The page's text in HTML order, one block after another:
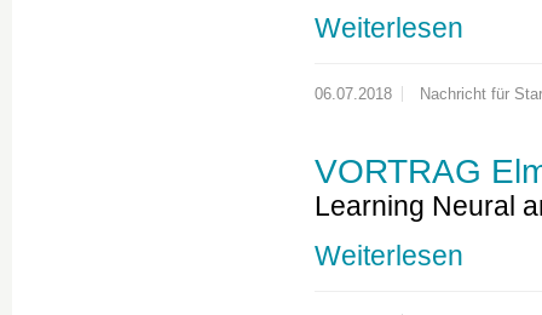
Weiterlesen
06.07.2018 Nachricht für
VORTRAG
Learning Neural
Weiterlesen